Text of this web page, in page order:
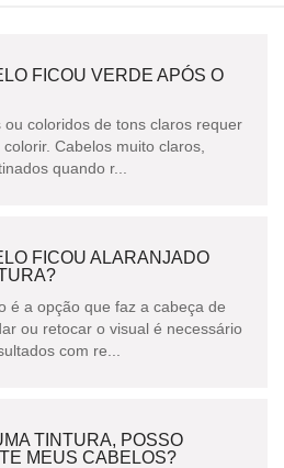
FICOU VERDE APÓS O
ou coloridos de tons claros requer
Cabelos muito claros,
quando r...
FICOU ALARANJADO
é a opção que faz a cabeça de
ou retocar o visual é necessário
com re...
TINTURA, POSSO
MEUS CABELOS?